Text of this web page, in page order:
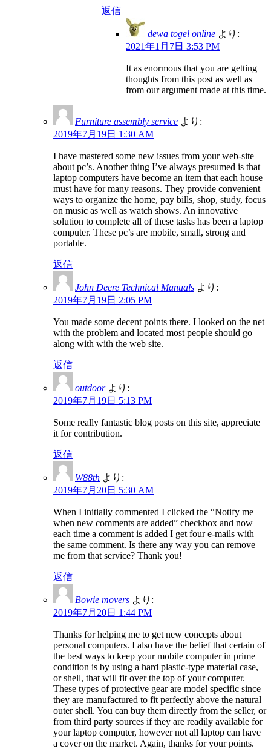
返信
dewa togel online より:
2021年1月7日 3:53 PM
It as enormous that you are getting
thoughts from this post as well as
from our argument made at this time.
Furniture assembly service より:
2019年7月19日 1:30 AM
I have mastered some new issues from your web-site
about pc’s. Another thing I’ve always presumed is that
laptop computers have become an item that each house
must have for many reasons. They provide convenient
ways to organize the home, pay bills, shop, study, focus
on music as well as watch shows. An innovative
solution to complete all of these tasks has been a laptop
computer. These pc’s are mobile, small, strong and
portable.
返信
John Deere Technical Manuals より:
2019年7月19日 2:05 PM
You made some decent points there. I looked on the net
with the problem and located most people should go
along with with the web site.
返信
outdoor より:
2019年7月19日 5:13 PM
Some really fantastic blog posts on this site, appreciate
it for contribution.
返信
W88th より:
2019年7月20日 5:30 AM
When I initially commented I clicked the “Notify me
when new comments are added” checkbox and now
each time a comment is added I get four e-mails with
the same comment. Is there any way you can remove
me from that service? Thank you!
返信
Bowie movers より:
2019年7月20日 1:44 PM
Thanks for helping me to get new concepts about
personal computers. I also have the belief that certain of
the best ways to keep your mobile computer in prime
condition is by using a hard plastic-type material case,
or shell, that will fit over the top of your computer.
These types of protective gear are model specific since
they are manufactured to fit perfectly above the natural
outer shell. You can buy them directly from the seller, or
from third party sources if they are readily available for
your laptop computer, however not all laptop can have
a cover on the market. Again, thanks for your points.